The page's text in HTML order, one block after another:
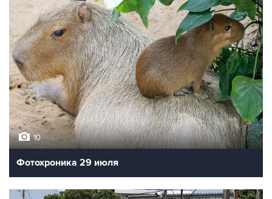
10
Фотохроника 29 июля